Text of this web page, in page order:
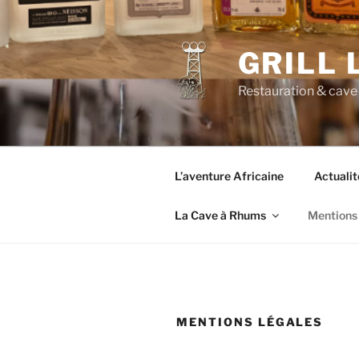
Aller
contenu
principal
GRILL
Restauration &
L’aventure Africaine
La Cave à Rhums
MENTIONS LÉGALES